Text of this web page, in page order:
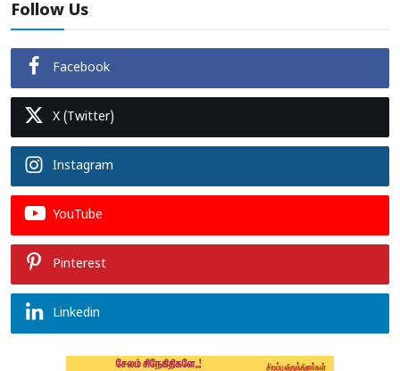
Follow Us
Facebook
X (Twitter)
Instagram
YouTube
Pinterest
Linkedin